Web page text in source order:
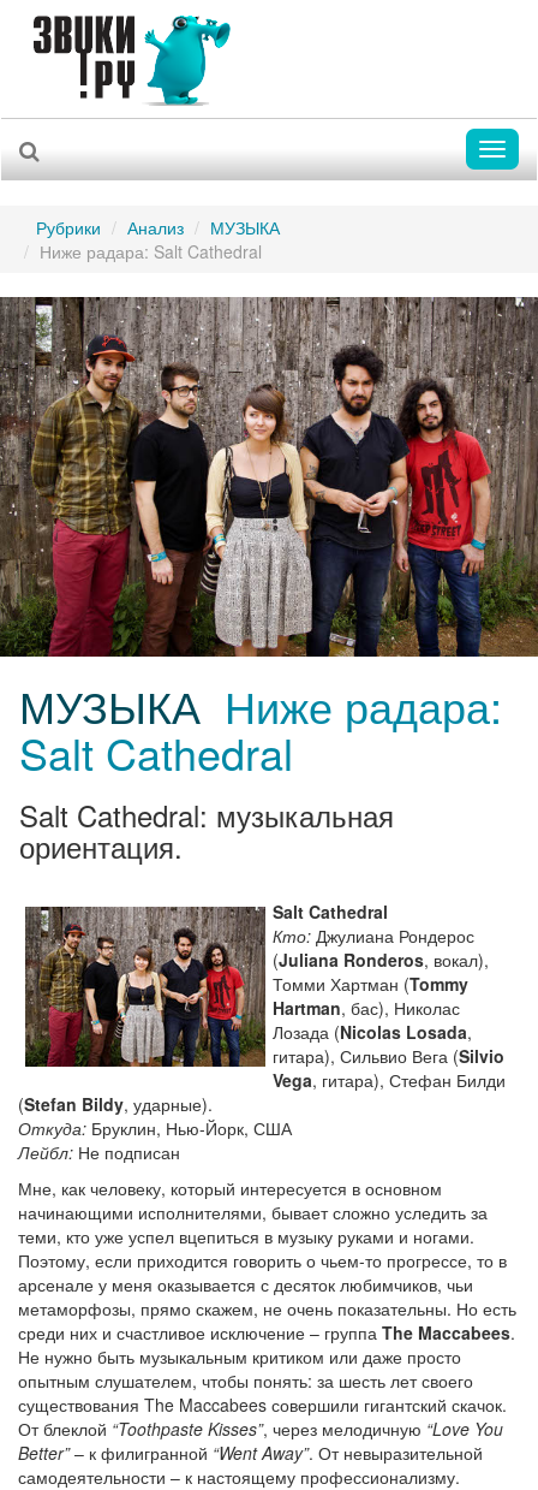
Рубрики Анализ
МУЗЫКА
Ниже радара: Salt Cathedral
МУЗЫКА Ниже радара:
Salt Cathedral
Salt Cathedral: музыкальная
ориентация.
Salt Cathedral
Кто: Джулиана Рондерос
(Juliana Ronderos, вокал),
Томми Хартман (Tommy
Hartman, бас), Николас
Лозада (Nicolas Losada,
гитара), Сильвио Вега (Silvio
Vega, гитара), Стефан Билди
(Stefan Bildy, ударные).
Откуда: Бруклин, Нью-Йорк, США
Лейбл: Не подписан
Мне, как человеку, который интересуется в основном
начинающими исполнителями, бывает сложно уследить за
теми, кто уже успел вцепиться в музыку руками и ногами.
Поэтому, если приходится говорить о чьем-то прогрессе, то в
арсенале у меня оказывается с десяток любимчиков, чьи
метаморфозы, прямо скажем, не очень показательны. Но есть
среди них и счастливое исключение – группа The Maccabees.
Не нужно быть музыкальным критиком или даже просто
опытным слушателем, чтобы понять: за шесть лет своего
существования The Maccabees совершили гигантский скачок.
От блеклой “Toothpaste Kisses”, через мелодичную “Love You
Better”– к филигранной “Went Away”. От невыразительной
самодеятельности – к настоящему профессионализму.